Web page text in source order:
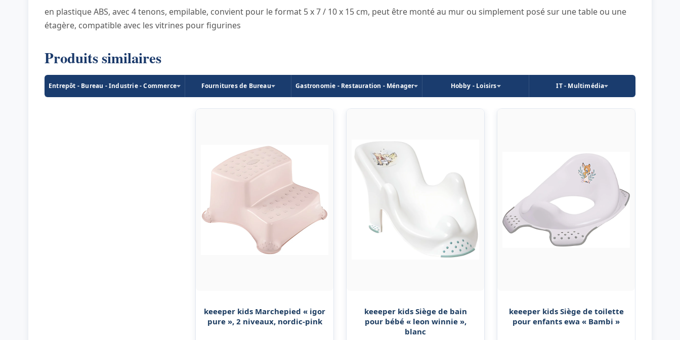
rouge
en plastique ABS, avec 4 tenons, empilable, convient pour le format 5 x 7 / 10 x 15 cm, peut être monté au mur ou simplement posé sur une table ou une
étagère, compatible avec les vitrines pour figurines
Produits similaires
Entrepôt - Bureau - Industrie - Commerce Fournitures de Bureau Gastronomie - Restauration - Ménager Hobby - Loisirs IT - Multimédia
keeeper kids Marchepied « igor
pure », 2 niveaux, nordic-pink
keeeper kids Siège de bain
pour bébé « leon winnie »,
blanc
keeeper kids Siège de toilette
pour enfants ewa « Bambi »